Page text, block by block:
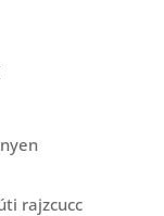
rajzcucc